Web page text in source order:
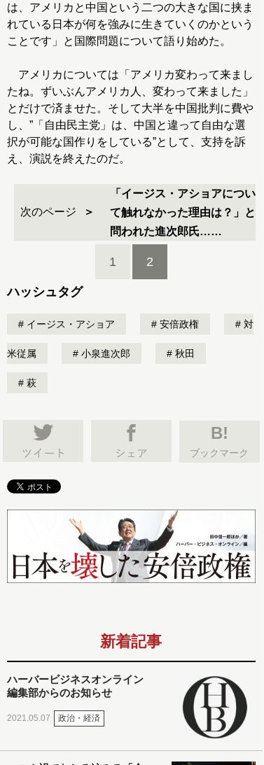
は、アメリカと中国という二つの大きな国に挟ま
れている日本が何を強みに生きていくのかという
ことです」と国際問題について語り始めた。
アメリカについては「アメリカ変わって来まし
たね。ずいぶんアメリカ人、変わって来ました」
とだけで済ませた。そして大半を中国批判に費や
し、”「自由民主党」は、中国と違って自由な選
択が可能な国作りをしている”として、支持を訴
え、演説を終えたのだ。
次のページ
「イージス・アショアについ
て触れなかった理由は？」と
問われた進次郎氏……
1 2
ハッシュタグ
イージス・アショア 安倍政権 対
米従属 小泉進次郎 秋田
萩
B!
ブックマーク
新着記事
ハーバービジネスオンライン
編集部からのお知らせ
2021.05.07 政治・経済